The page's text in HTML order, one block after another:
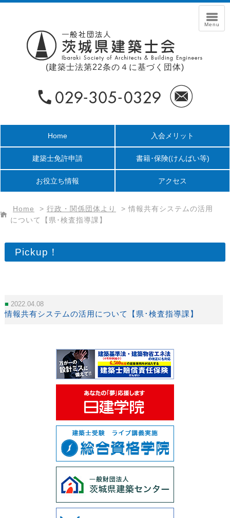
(建築士法第22条の４に基づく団体)
Home 入会メリット
建築士免許申請 書籍･保険(けんばい等)
お役立ち情報 アクセス
Home > 行政・関係団体より > 情報共有システムの活用
について【県･検査指導課】
Pickup！
2022.04.08
情報共有システムの活用について【県･検査指導課】